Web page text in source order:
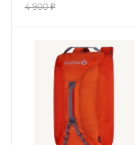
4 900 ₽